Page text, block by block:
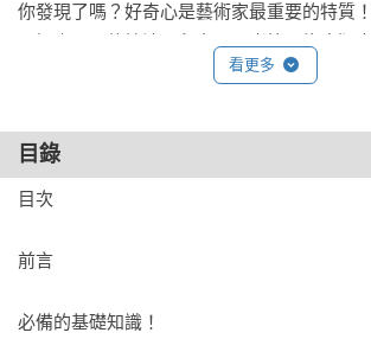
你發現了嗎？好奇心是藝術家最重要的特質
以探索不同的技法：留白膠、炭筆、橡皮版
導，自由地享受藝術的樂趣。來，穿上你的
本書特色
•	對繪畫世界的全面啟蒙，保證新鮮有趣！
•	美術教育的起點入門書，適切引導：一次就能領會的美術
•	基礎知識加上實作導引，作為藝術迷你小小百科。
看更多
目錄
目次
前言
必備的基礎知識！